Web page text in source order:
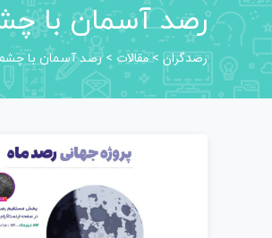
رصد آسمان با
رصدگران >مقالات >رصد آسمان با